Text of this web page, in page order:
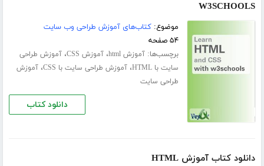
W3SCHOOLS
موضوع:کتاب‌های آموزش طراحی وب سایت
۵۴ صفحه
برچسب‌ها:آموزش html ،آموزش CSS ،آموزش طراحی
سایت با HTML
،آموزش طراحی سایت با CSS ،آموزش
طراحی سایت
دانلود کتاب
دانلود کتاب آموزش HTML